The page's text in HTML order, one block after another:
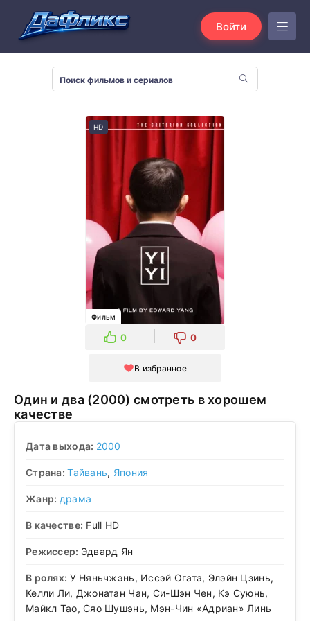
Войти
HD
Фильм
0 0
В избранное
Один и два (2000) смотреть в хорошем
качестве
Дата выхода: 2000
Страна:Тайвань, Япония
Жанр: драма
В качестве: Full HD
Режиссер: Эдвард Ян
В ролях: У Няньчжэнь, Иссэй Огата, Элэйн Цзинь,
Келли Ли, Джонатан Чан, Си-Шэн Чен, Кэ Суюнь,
Майкл Тао, Сяо Шушэнь, Мэн-Чин «Адриан» Линь